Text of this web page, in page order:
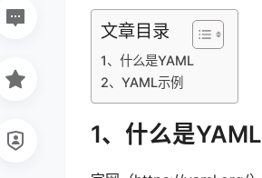
文章目录
1、什么是YAML
2、YAML示例
1、什么是YAML